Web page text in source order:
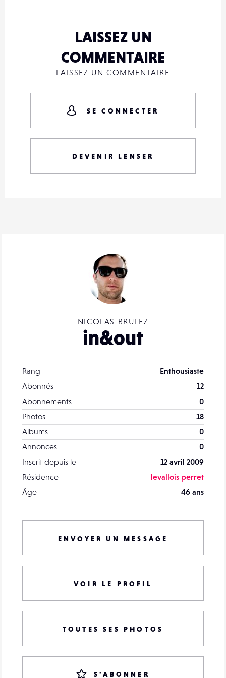
NICOLAS BRULEZ
in&out
Rang
Enthousiaste
Abonnés
12
Abonnements
0
Photos
18
Albums
0
Annonces
0
Inscrit depuis le
12 avril 2009
Résidence
levallois perret
Âge
46 ans
ENVOYER UN MESSAGE
VOIR LE PROFIL
TOUTES SES PHOTOS
S'ABONNER
LAISSEZ UN
COMMENTAIRE
LAISSEZ UN COMMENTAIRE
SE CONNECTER
DEVENIR LENSER